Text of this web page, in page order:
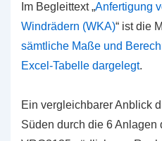
Im Begleittext „Anfertigung
Windrädern (WKA)“ ist die
sämtliche Maße und
Excel-Tabelle dargelegt.
Ein vergleichbarer Anblick
Süden durch die 6 Anlagen